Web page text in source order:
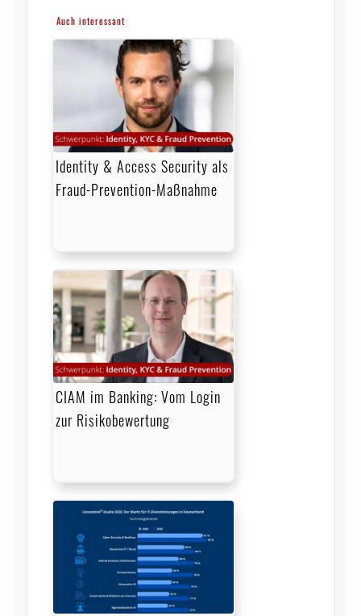
Auch interessant
Identity & Access Security als
Fraud-Prevention-Maßnahme
CIAM im Banking: Vom Login
zur Risikobewertung